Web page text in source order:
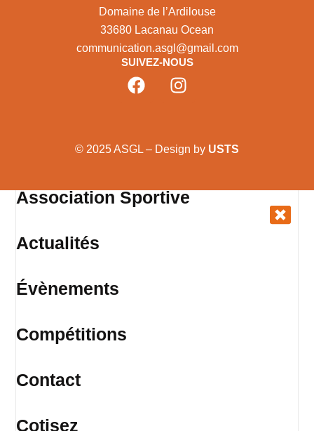
Domaine de l’Ardilouse
33680 Lacanau Ocean
communication.asgl@gmail.com
SUIVEZ-NOUS
© 2025 ASGL – Design by USTS
Association Sportive
Actualités
Évènements
Compétitions
Contact
Cotisez